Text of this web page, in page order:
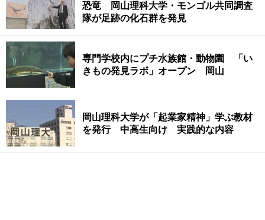
恐竜 岡山理科大学・モンゴル共同調査
隊が足跡の化石群を発見
専門学校内にプチ水族館・動物園 「い
きもの発見ラボ」オープン 岡山
岡山理科大学が「起業家精神」学ぶ教材
を発行 中高生向け 実践的な内容